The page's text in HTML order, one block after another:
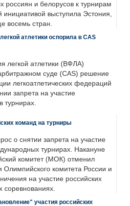
россиян и белорусов к турнирам
инициативой выступила Эстония,
восемь стран.
атлетики оспорила в CAS
легкой атлетики (ВФЛА)
суде (CAS) решение
легкоатлетических федераций
запрета на участие
турнирах.
команд на турниры
о снятии запрета на участие
турнирах. Накануне
комитет (МОК) отменил
Олимпийского комитета России и
на участие российских
соревнованиях.
участия российских